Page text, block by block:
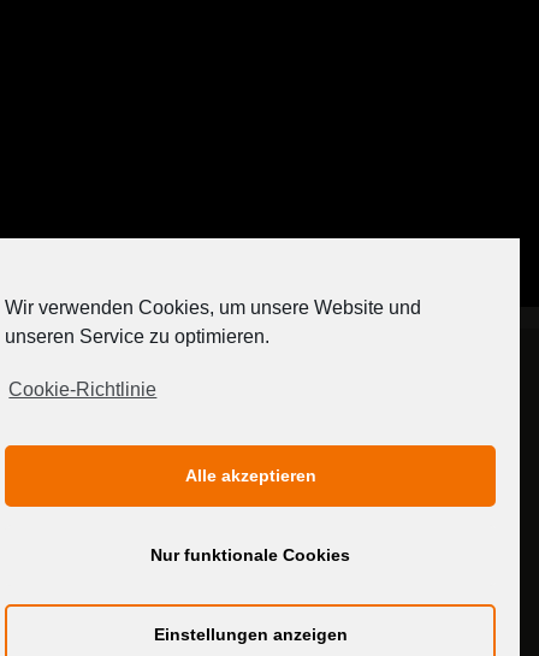
[contact-form-7 404 "Nicht gefunden"]
MEDIADATEN
Wir verwenden Cookies, um unsere Website und
unseren Service zu optimieren.
Cookie-Richtlinie
Alle akzeptieren
Nur funktionale Cookies
Einstellungen anzeigen